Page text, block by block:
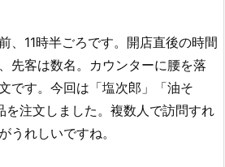
、11時半ごろです。開店直後の時間
先客は数名。カウンターに腰を落
です。今回は「塩次郎」「油そ
を注文しました。複数人で訪問すれ
うれしいですね。